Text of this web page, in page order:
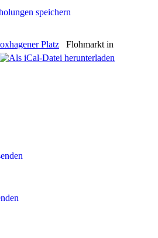
speichern
Platz Flohmarkt in